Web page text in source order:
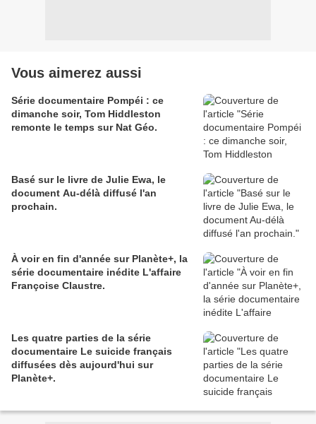
Vous aimerez aussi
Série documentaire Pompéi : ce
dimanche soir, Tom Hiddleston
remonte le temps sur Nat Géo.
Basé sur le livre de Julie Ewa, le
document Au-délà diffusé l'an
prochain.
À voir en fin d'année sur Planète+, la
série documentaire inédite L'affaire
Françoise Claustre.
Les quatre parties de la série
documentaire Le suicide français
diffusées dès aujourd'hui sur
Planète+.